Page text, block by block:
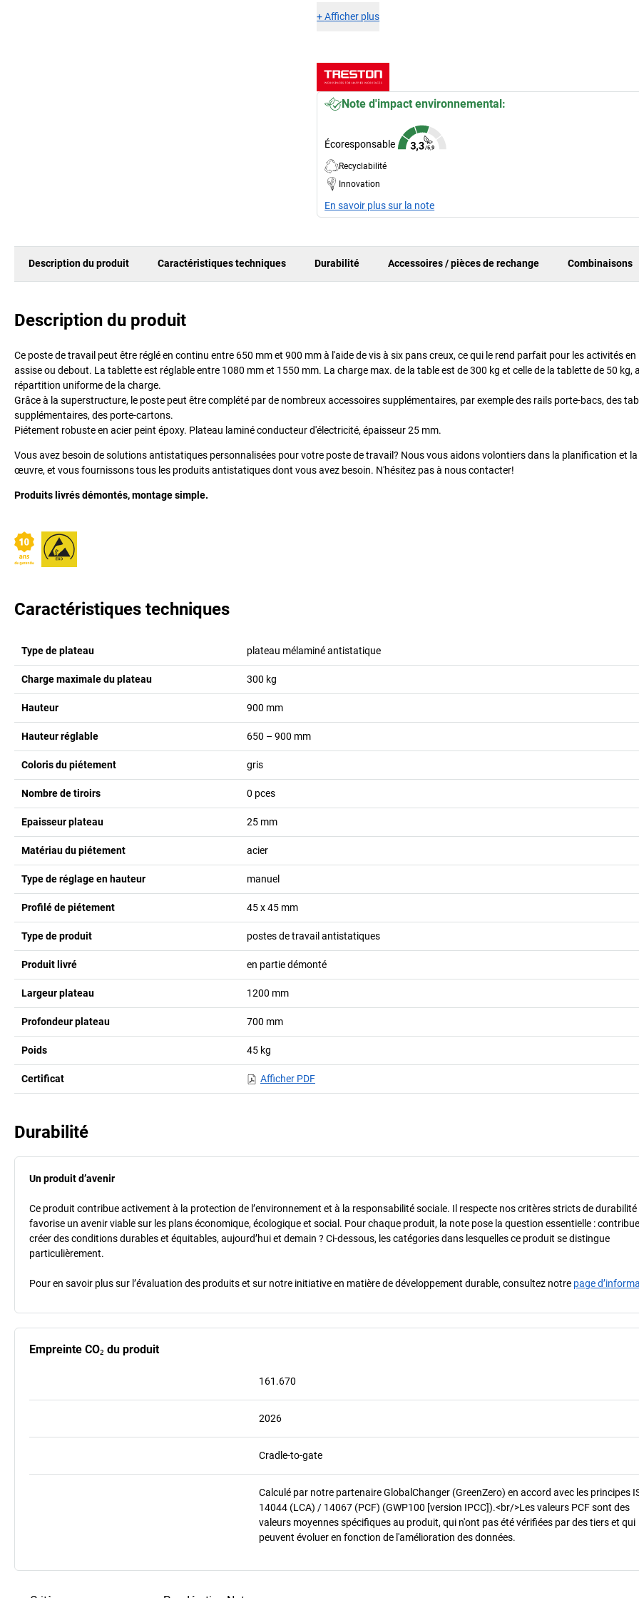
+Afficher plus
Note d'impact environnemental:
Écoresponsable
Recyclabilité
Innovation
En savoir plus sur la note
Description du produit Caractéristiques techniques Durabilité Accessoires / pièces de rechange Combinaisons
Description du produit
Ce poste de travail peut être réglé en continu entre 650 mm et 900 mm à l'aide de vis à six pans creux, ce qui le rend parfait pour les activités
assise ou debout. La tablette est réglable entre 1080 mm et 1550 mm. La charge max. de la table est de 300 kg et celle de la tablette de 50 kg,
répartition uniforme de la charge.
Grâce à la superstructure, le poste peut être complété par de nombreux accessoires supplémentaires, par exemple des rails porte-bacs, des
supplémentaires, des porte-cartons.
Piétement robuste en acier peint époxy. Plateau laminé conducteur d'électricité, épaisseur 25 mm.
Vous avez besoin de solutions antistatiques personnalisées pour votre poste de travail? Nous vous aidons volontiers dans la planification et la
œuvre, et vous fournissons tous les produits antistatiques dont vous avez besoin. N'hésitez pas à nous contacter!
Produits livrés démontés, montage simple.
Caractéristiques techniques
Type de plateau plateau mélaminé antistatique
Charge maximale du plateau 300 kg
Hauteur 900 mm
Hauteur réglable 650 – 900 mm
Coloris du piétement gris
Nombre de tiroirs 0 pces
Epaisseur plateau 25 mm
Matériau du piétement acier
Type de réglage en hauteur manuel
Profilé de piétement 45 x 45 mm
Type de produit postes de travail antistatiques
Produit livré en partie démonté
Largeur plateau 1200 mm
Profondeur plateau 700 mm
Poids 45 kg
Certificat Afficher PDF
Durabilité
Un produit d’avenir
Ce produit contribue activement à la protection de l’environnement et à la responsabilité sociale. Il respecte nos critères stricts de durabilité
favorise un avenir viable sur les plans économique, écologique et social. Pour chaque produit, la note pose la question essentielle :
créer des conditions durables et équitables, aujourd’hui et demain ? Ci-dessous, les catégories dans lesquelles ce produit se distingue
particulièrement.
Pour en savoir plus sur l’évaluation des produits et sur notre initiative en matière de développement durable, consultez notre page
Empreinte CO₂ du produit
161.670
2026
Cradle-to-gate
Calculé par notre partenaire GlobalChanger (GreenZero) en accord avec les principes
14044 (LCA) / 14067 (PCF) (GWP100 [version IPCC]).<br/>Les valeurs PCF sont des
valeurs moyennes spécifiques au produit, qui n'ont pas été vérifiées par des tiers et qui
peuvent évoluer en fonction de l'amélioration des données.